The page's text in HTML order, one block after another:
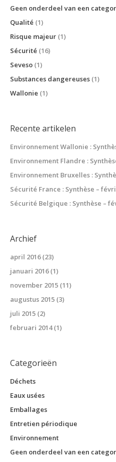
Geen onderdeel van een
Qualité (1)
Risque majeur (1)
Sécurité (16)
Seveso (1)
Substances dangereuses (1)
Wallonie (1)
Recente artikelen
Environnement Wallonie :
Environnement Flandre :
Environnement Bruxelles :
Sécurité France : Synthèse –
Sécurité Belgique : Synthèse –
Archief
april 2016(23)
januari 2016(1)
november 2015 (11)
augustus 2015 (3)
juli 2015 (2)
februari 2014(1)
Categorieën
Déchets
Eaux usées
Emballages
Entretien périodique
Environnement
Geen onderdeel van een